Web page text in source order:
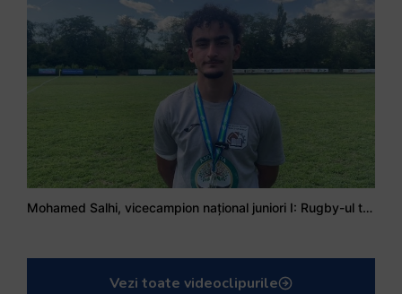
Mohamed Salhi, vicecampion național juniori I: Rugby-ul te învață să accepți și înfrângerile
Vezi toate videoclipurile